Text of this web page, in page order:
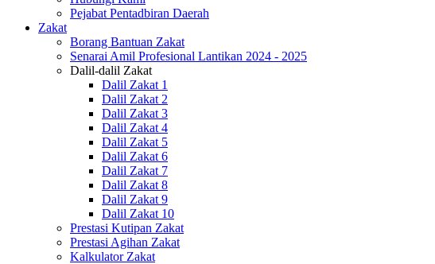
Pejabat Pentadbiran Daerah
Zakat
Borang Bantuan Zakat
Senarai Amil Profesional Lantikan 2024 - 2025
Dalil-dalil Zakat
Dalil Zakat 1
Dalil Zakat 2
Dalil Zakat 3
Dalil Zakat 4
Dalil Zakat 5
Dalil Zakat 6
Dalil Zakat 7
Dalil Zakat 8
Dalil Zakat 9
Dalil Zakat 10
Prestasi Kutipan Zakat
Prestasi Agihan Zakat
Kalkulator Zakat